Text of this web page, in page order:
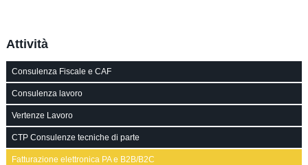
Attività
Consulenza Fiscale e CAF
Consulenza lavoro
Vertenze Lavoro
CTP Consulenze tecniche di parte
Fatturazione elettronica PA e B2B/B2C